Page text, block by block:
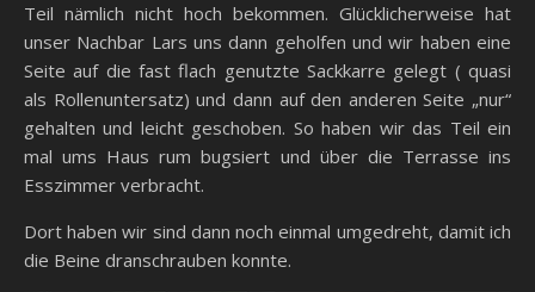
Teil nämlich nicht hoch bekommen. Glücklicherweise hat
unser Nachbar Lars uns dann geholfen und wir haben eine
Seite auf die fast flach genutzte Sackkarre gelegt ( quasi
als Rollenuntersatz) und dann auf den anderen Seite „nur“
gehalten und leicht geschoben. So haben wir das Teil ein
mal ums Haus rum bugsiert und über die Terrasse ins
Esszimmer verbracht.
Dort haben wir sind dann noch einmal umgedreht, damit ich
die Beine dranschrauben konnte.